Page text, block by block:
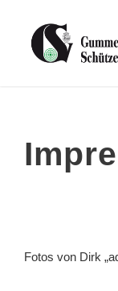
Fotos von Dirk